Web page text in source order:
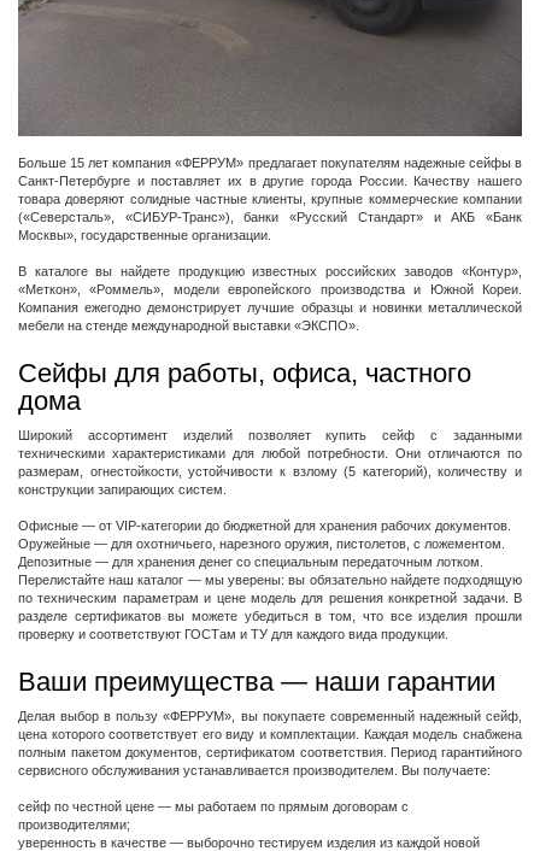
Больше 15 лет компания «ФЕРРУМ» предлагает покупателям надежные сейфы в
Санкт-Петербурге и поставляет их в другие города России. Качеству нашего
товара доверяют солидные частные клиенты, крупные коммерческие компании
(«Северсталь», «СИБУР-Транс»), банки «Русский Стандарт» и АКБ «Банк
Москвы», государственные организации.
В каталоге вы найдете продукцию известных российских заводов «Контур»,
«Меткон», «Роммель», модели европейского производства и Южной Кореи.
Компания ежегодно демонстрирует лучшие образцы и новинки металлической
мебели на стенде международной выставки «ЭКСПО».
Сейфы для работы, офиса, частного
дома
Широкий ассортимент изделий позволяет купить сейф с заданными
техническими характеристиками для любой потребности. Они отличаются по
размерам, огнестойкости, устойчивости к взлому (5 категорий), количеству и
конструкции запирающих систем.
Офисные — от VIP-категории до бюджетной для хранения рабочих документов.
Оружейные — для охотничьего, нарезного оружия, пистолетов, с ложементом.
Депозитные — для хранения денег со специальным передаточным лотком.
Перелистайте наш каталог — мы уверены: вы обязательно найдете подходящую
по техническим параметрам и цене модель для решения конкретной задачи. В
разделе сертификатов вы можете убедиться в том, что все изделия прошли
проверку и соответствуют ГОСТам и ТУ для каждого вида продукции.
Ваши преимущества — наши гарантии
Делая выбор в пользу «ФЕРРУМ», вы покупаете современный надежный сейф,
цена которого соответствует его виду и комплектации. Каждая модель снабжена
полным пакетом документов, сертификатом соответствия. Период гарантийного
сервисного обслуживания устанавливается производителем. Вы получаете:
сейф по честной цене — мы работаем по прямым договорам с
производителями;
уверенность в качестве — выборочно тестируем изделия из каждой новой